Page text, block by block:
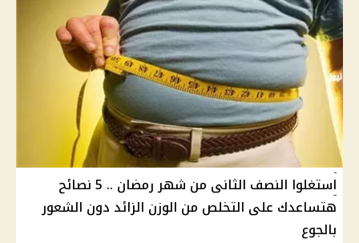
استغلوا النصف الثانى من شهر رمضان .. 5 نصائح
هتساعدك على التخلص من الوزن الزائد دون الشعور
بالجوع